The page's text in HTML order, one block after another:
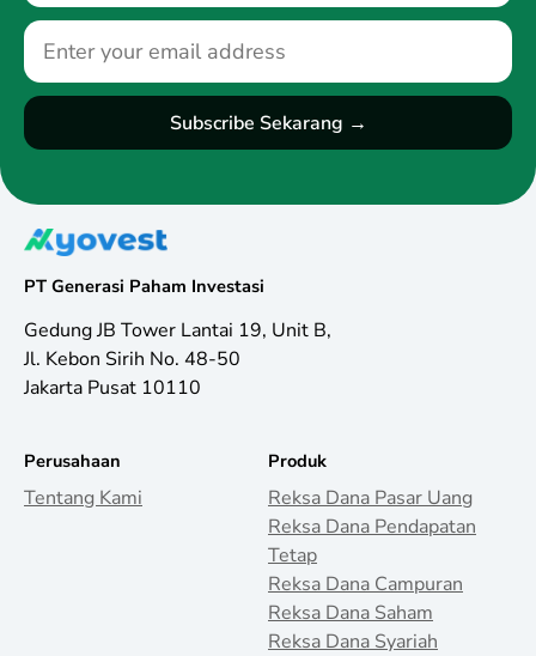
PT Generasi Paham Investasi
Gedung JB Tower Lantai 19, Unit B,
Jl. Kebon Sirih No. 48-50
Jakarta Pusat 10110
Perusahaan
Tentang Kami
Produk
Reksa Dana Pasar Uang
Reksa Dana Pendapatan
Tetap
Reksa Dana Campuran
Reksa Dana Saham
Reksa Dana Syariah